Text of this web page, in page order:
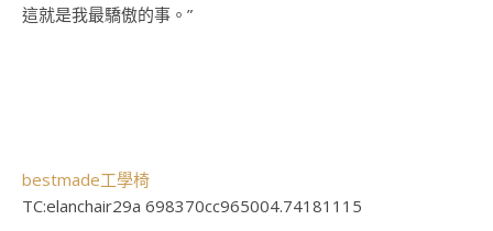
這就是我最驕傲的事。”
bestmade工學椅
TC:elanchair29a 698370cc965004.74181115